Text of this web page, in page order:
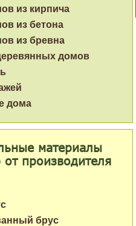
материалы
производителя
брус
из кирпича
из бетона
из бревна
домов
дома